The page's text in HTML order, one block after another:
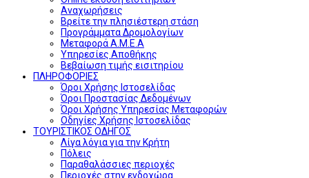
Αναχωρήσεις
Βρείτε την πλησιέστερη στάση
Προγράμματα Δρομολογίων
Μεταφορά Α.Μ.Ε.Α
Υπηρεσίες Αποθήκης
Βεβαίωση τιμής εισιτηρίου
ΠΛΗΡΟΦΟΡΙΕΣ
Όροι Χρήσης Ιστοσελίδας
Όροι Προστασίας Δεδομένων
Όροι Χρήσης Υπηρεσίας Μεταφορών
Οδηγίες Χρήσης Ιστοσελίδας
ΤΟΥΡΙΣΤΙΚΟΣ ΟΔΗΓΟΣ
Λίγα λόγια για την Κρήτη
Πόλεις
Παραθαλάσσιες περιοχές
Περιοχές στην ενδοχώρα